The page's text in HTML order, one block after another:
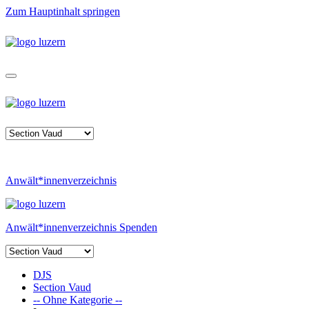
Zum Hauptinhalt springen
Anwält*innenverzeichnis
Anwält*innenverzeichnis Spenden
DJS
Section Vaud
-- Ohne Kategorie --